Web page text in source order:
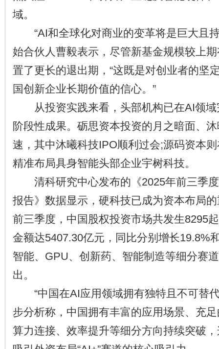
域。
“AI和全球化对商业的变革将是巨大且持
始合伙人曹毅表示，尽管新基金规模较上
置了更长的退出期，“这既是对创业者的坚
国创新企业长期价值的信心。”
从投资实践来看，头部机构已在AI领域
阶段性成果。砺思资本投资的月之暗面、
速，其中沐曦科技IPO顺利过会;源码资本
精准布局具身智能头部企业宇树科技。
清科研究中心发布的《2025年前三季度
报告》数据显示，硬科技已成为资本布局
前三季度，中国股权投资市场共发生8295
金额达5407.30亿元，同比分别增长19.8%
智能、GPU、创新药、智能制造等细分赛
出。
“中国在AI应用领域拥有独特且不可替代
步分析称，中国拥有丰富的应用场景、充
算力连接、效率提升等细分方向持续突破